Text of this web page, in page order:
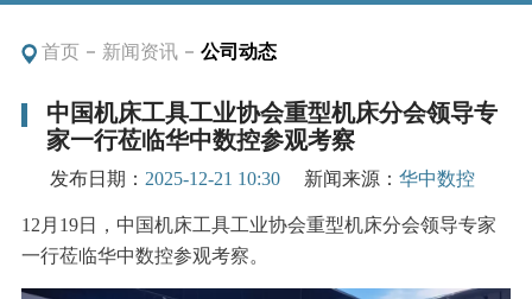
关于我们
公司简介
组织架构
新闻资讯
公司动态
产品与应用
首页 新闻资讯 公司动态
中国机床工具工业协会重型机床分会领导专
家一行莅临华中数控参观考察
发布日期： 2025-12-21 10:30 新闻来源：华中数控
12月19日，中国机床工具工业协会重型机床分会领导专家
一行莅临华中数控参观考察。